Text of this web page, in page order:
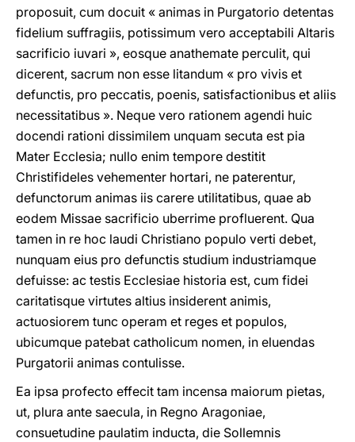
proposuit, cum docuit « animas in Purgatorio detentas
fidelium suffragiis, potissimum vero acceptabili Altaris
sacrificio iuvari », eosque anathemate perculit, qui
dicerent, sacrum non esse litandum « pro vivis et
defunctis, pro peccatis, poenis, satisfactionibus et aliis
necessitatibus ». Neque vero rationem agendi huic
docendi rationi dissimilem unquam secuta est pia
Mater Ecclesia; nullo enim tempore destitit
Christifideles vehementer hortari, ne paterentur,
defunctorum animas iis carere utilitatibus, quae ab
eodem Missae sacrificio uberrime profluerent. Qua
tamen in re hoc laudi Christiano populo verti debet,
nunquam eius pro defunctis studium industriamque
defuisse: ac testis Ecclesiae historia est, cum fidei
caritatisque virtutes altius insiderent animis,
actuosiorem tunc operam et reges et populos,
ubicumque patebat catholicum nomen, in eluendas
Purgatorii animas contulisse.
Ea ipsa profecto effecit tam incensa maiorum pietas,
ut, plura ante saecula, in Regno Aragoniae,
consuetudine paulatim inducta, die Sollemnis